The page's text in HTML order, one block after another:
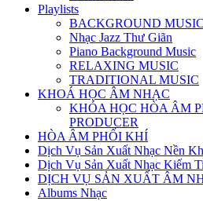
Playlists
BACKGROUND MUSIC
Nhạc Jazz Thư Giãn
Piano Background Music
RELAXING MUSIC
TRADITIONAL MUSIC
KHOÁ HỌC ÂM NHẠC
KHÓA HỌC HÒA ÂM
PRODUCER
HÒA ÂM PHỐI KHÍ
Dịch Vụ Sản Xuất Nhạc Nền
Dịch Vụ Sản Xuất Nhạc Kiếm
DỊCH VỤ SẢN XUẤT ÂM
Albums Nhạc